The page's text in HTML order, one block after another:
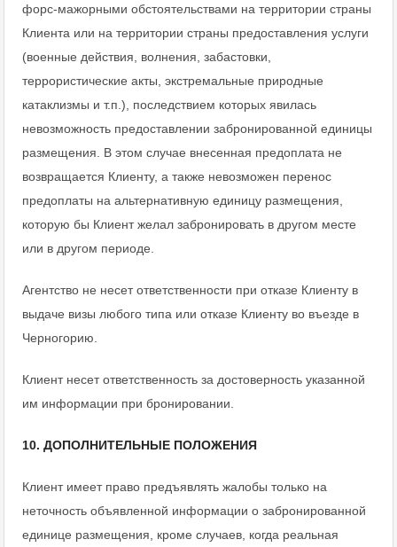
форс-мажорными обстоятельствами на территории страны
Клиента или на территории страны предоставления услуги
(военные действия, волнения, забастовки,
террористические акты, экстремальные природные
катаклизмы и т.п.), последствием которых явилась
невозможность предоставлении забронированной единицы
размещения. В этом случае внесенная предоплата не
возвращается Клиенту, а также невозможен перенос
предоплаты на альтернативную единицу размещения,
которую бы Клиент желал забронировать в другом месте
или в другом периоде.
Агентство не несет ответственности при отказе Клиенту в
выдаче визы любого типа или отказе Клиенту во въезде в
Черногорию.
Клиент несет ответственность за достоверность указанной
им информации при бронировании.
10. ДОПОЛНИТЕЛЬНЫЕ ПОЛОЖЕНИЯ
Клиент имеет право предъявлять жалобы только на
неточность объявленной информации о забронированной
единице размещения, кроме случаев, когда реальная